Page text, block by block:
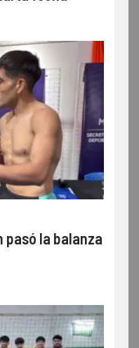
pasó la balanza